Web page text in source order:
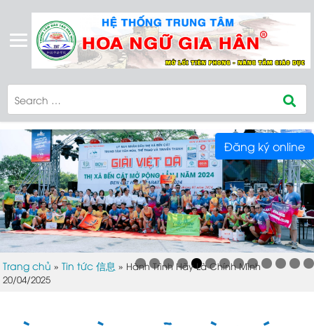
DCIM100MEDIADJI_0388.JPG
Trang chủ »Tin tức 信息 » Hành Trình Hãy Là Chính Mình
20/04/2025
Đăng ký online